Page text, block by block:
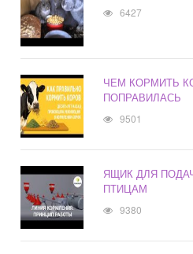
6427
ЧЕМ КОРМИТЬ
ПОПРАВИЛАСЬ
9501
ЯЩИК ДЛЯ
ПТИЦАМ
9380